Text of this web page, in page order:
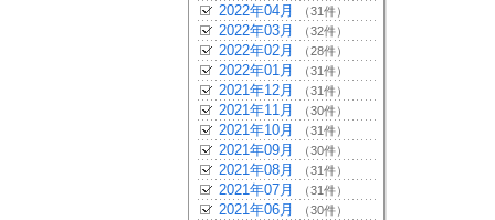
2022年04月 （31件）
2022年03月 （32件）
2022年02月 （28件）
2022年01月 （31件）
2021年12月 （31件）
2021年11月 （30件）
2021年10月 （31件）
2021年09月 （30件）
2021年08月 （31件）
2021年07月 （31件）
2021年06月 （30件）